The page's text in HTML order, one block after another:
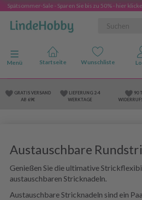
Spätsommer-Sale - Sparen Sie bis zu 50% - hier
Anzeige ändern
Menü
GRATIS VERSAND
AB 69€
LIEFERUNG 2-4
WERKTAGE
90
Austauschbare
Genießen Sie die ultimative
austauschbaren Stricknadeln.
Austauschbare Stricknadeln sind ein